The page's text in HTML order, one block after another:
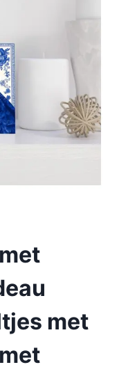
met